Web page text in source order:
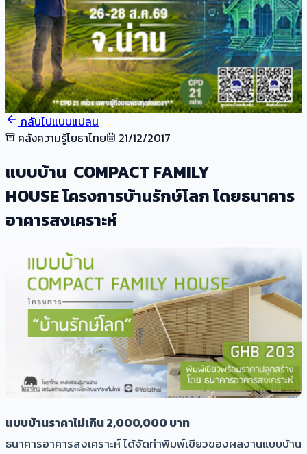
กลับไปแบบแปลน
คลังความรู้โยธาไทย
21/12/2017
แบบบ้าน COMPACT FAMILY
HOUSE โครงการบ้านรักษ์โลก โดยธนาคาร
อาคารสงเคราะห์
แบบบ้านราคาไม่เกิน 2,000,000 บาท
ธนาคารอาคารสงเคราะห์ ได้จัดทำพิมพ์เขียวของผลงานแบบบ้าน